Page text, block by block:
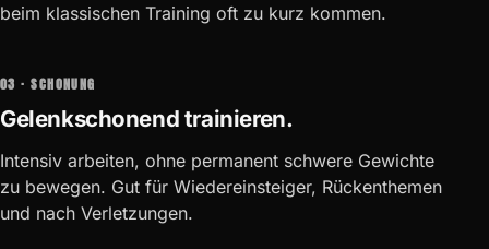
beim klassischen Training oft zu kurz kommen.
03 · SCHONUNG
Gelenkschonend trainieren.
Intensiv arbeiten, ohne permanent schwere Gewichte
zu bewegen. Gut für Wiedereinsteiger, Rückenthemen
und nach Verletzungen.